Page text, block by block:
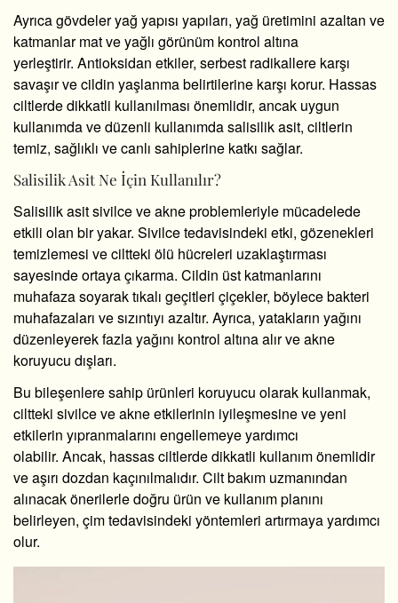
Ayrıca gövdeler yağ yapısı yapıları, yağ üretimini azaltan ve
katmanlar mat ve yağlı görünüm kontrol altına
yerleştirir. Antioksidan etkiler, serbest radikallere karşı
savaşır ve cildin yaşlanma belirtilerine karşı korur. Hassas
ciltlerde dikkatli kullanılması önemlidir, ancak uygun
kullanımda ve düzenli kullanımda salisilik asit, ciltlerin
temiz, sağlıklı ve canlı sahiplerine katkı sağlar.
Salisilik Asit Ne İçin Kullanılır?
Salisilik asit sivilce ve akne problemleriyle mücadelede
etkili olan bir yakar. Sivilce tedavisindeki etki, gözenekleri
temizlemesi ve ciltteki ölü hücreleri uzaklaştırması
sayesinde ortaya çıkarma. Cildin üst katmanlarını
muhafaza soyarak tıkalı geçitleri çiçekler, böylece bakteri
muhafazaları ve sızıntıyı azaltır. Ayrıca, yatakların yağını
düzenleyerek fazla yağını kontrol altına alır ve akne
koruyucu dışları.
Bu bileşenlere sahip ürünleri koruyucu olarak kullanmak,
ciltteki sivilce ve akne etkilerinin iyileşmesine ve yeni
etkilerin yıpranmalarını engellemeye yardımcı
olabilir. Ancak, hassas ciltlerde dikkatli kullanım önemlidir
ve aşırı dozdan kaçınılmalıdır. Cilt bakım uzmanından
alınacak önerilerle doğru ürün ve kullanım planını
belirleyen, çim tedavisindeki yöntemleri artırmaya yardımcı
olur.